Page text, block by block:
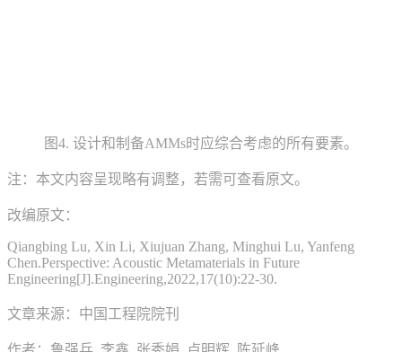
图4. 设计和制备AMMs时应综合考虑的所有要素。
注：本文内容呈现略有调整，若需可查看原文。
改编原文：
Qiangbing Lu, Xin Li, Xiujuan Zhang, Minghui Lu, Yanfeng
Chen.Perspective: Acoustic Metamaterials in Future
Engineering[J].Engineering,2022,17(10):22-30.
文章来源：中国工程院院刊